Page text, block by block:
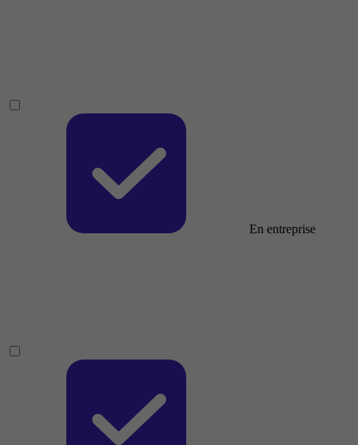
En entreprise